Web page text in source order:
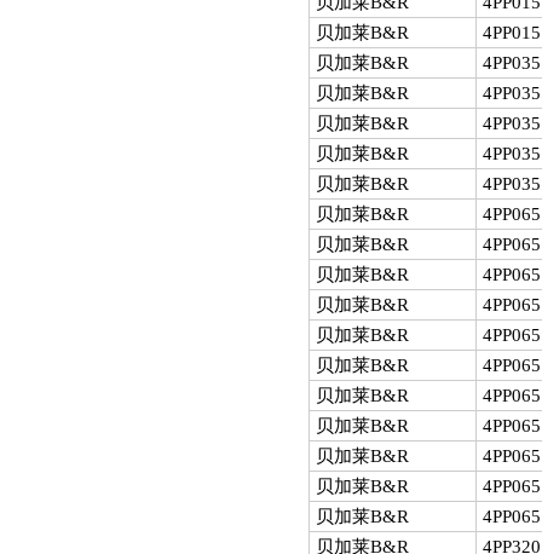
贝加莱B&R
贝加莱B&R
贝加莱B&R
贝加莱B&R
贝加莱B&R
贝加莱B&R
贝加莱B&R
贝加莱B&R
贝加莱B&R
贝加莱B&R
贝加莱B&R
贝加莱B&R
贝加莱B&R
贝加莱B&R
贝加莱B&R
贝加莱B&R
贝加莱B&R
贝加莱B&R